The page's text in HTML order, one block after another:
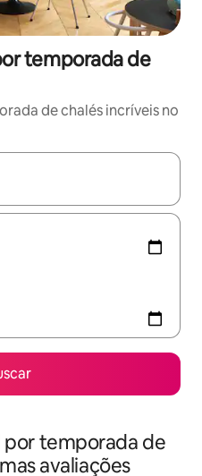
temporada de
de chalés incríveis no
disponíveis, explore-os
por temporada de
avaliações